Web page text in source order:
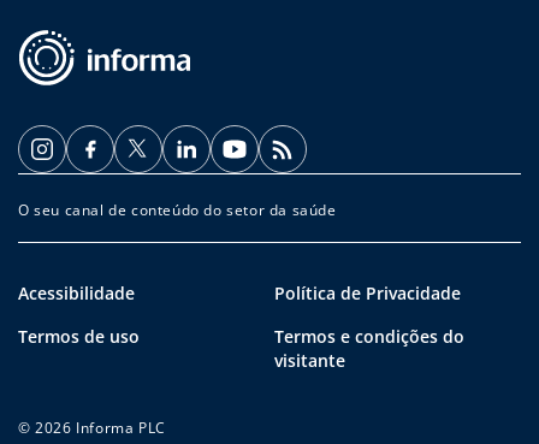
O seu canal de conteúdo do setor da saúde
Acessibilidade
Política de Privacidade
Termos de uso
Termos e condições do
visitante
© 2026 Informa PLC